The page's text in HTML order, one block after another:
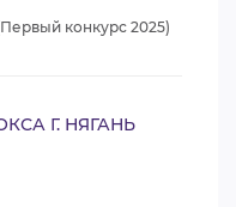
конкурс 2025)
Г. НЯГАНЬ